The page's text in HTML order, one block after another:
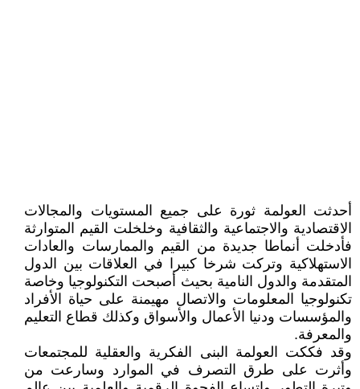
أحدثت العولمة ثورة على جميع المستويات والمجالات
الاقتصادية والاجتماعية والثقافية وخلخلت القيم المتوارثة
فأدخلت أنماطا جديدة من القيم والممارسات والعادات
الاستهلاكية وتركت شرخا كبيرا في العلاقات بين الدول
المتقدمة والدول النامية بحيث أصبحت التكنولوجيا وخاصة
تكنولوجيا المعلومات والاتصال مهيمنة على حياة الأفراد
والمؤسسات ودنيا الأعمال والأسواق وكذلك قطاع التعليم
والمعرفة.
وقد فككت العولمة البنى الفكرية والعقلية للمجتمعات
وأثرت على طرق التصرف في الموارد وسارعت من